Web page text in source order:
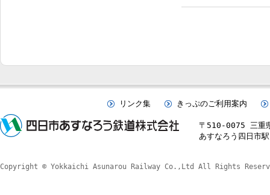
〒510-0075 三重
あすなろう四日
リンク集 きっぷのご利用案内
Copyright © Yokkaichi Asunarou Railway Co.,Ltd All Rights